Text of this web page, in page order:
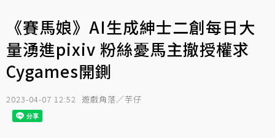
《賽馬娘》AI生成紳士二創每日大
量湧進pixiv 粉絲憂馬主撤授權求
Cygames開鍘
2023-04-07 12:52 遊戲角落／芋仔